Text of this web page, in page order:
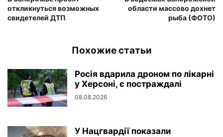
откликнуться возможных
свидетелей ДТП
области массово дохнет
рыба (ФОТО)
Похожие статьи
Росія вдарила дроном по лікарні
у Херсоні, є постраждалі
08.08.2026
У Нацгвардії показали